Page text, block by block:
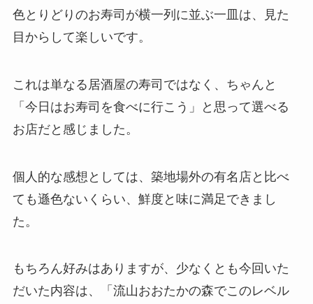
色とりどりのお寿司が横一列に並ぶ一皿は、見た
目からして楽しいです。
これは単なる居酒屋の寿司ではなく、ちゃんと
「今日はお寿司を食べに行こう」と思って選べる
お店だと感じました。
個人的な感想としては、築地場外の有名店と比べ
ても遜色ないくらい、鮮度と味に満足できまし
た。
もちろん好みはありますが、少なくとも今回いた
だいた内容は、「流山おおたかの森でこのレベル